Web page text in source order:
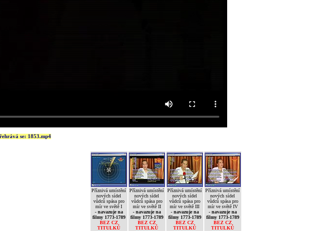
se: 1853.mp4
Příznivá umístění
nových sídel
vůdců spása pro
mír ve světě I
- navazuje na
filmy 1773-1789
BEZ CZ
TITULKŮ
Příznivá umístění
nových sídel
vůdců spása pro
mír ve světě II
- navazuje na
filmy 1773-1789
BEZ CZ
TITULKŮ
Příznivá umístění
nových sídel
vůdců spása pro
mír ve světě III
- navazuje na
filmy 1773-1789
BEZ CZ
TITULKŮ
Příznivá umístění
nových sídel
vůdců spása pro
mír ve světě IV
- navazuje na
filmy 1773-1789
BEZ CZ
TITULKŮ